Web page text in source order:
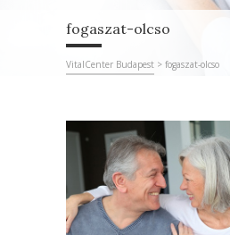
fogaszat-olcso
VitalCenter Budapest > fogaszat-olcso